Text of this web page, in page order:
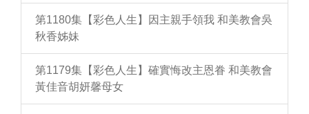
第1180集【彩色人生】因主親手領我 和美教會吳
秋香姊妹
第1179集【彩色人生】確實悔改主恩眷 和美教會
黃佳音胡妍馨母女